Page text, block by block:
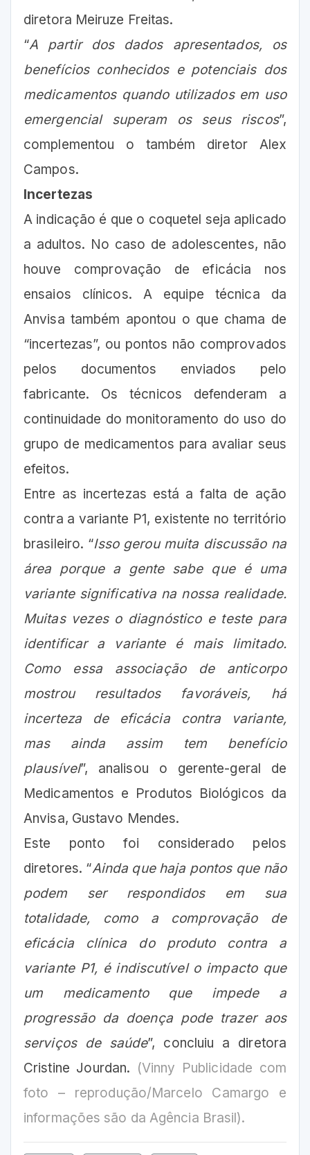
diretora Meiruze Freitas.
“A partir dos dados apresentados, os
benefícios conhecidos e potenciais dos
medicamentos quando utilizados em uso
emergencial superam os seus riscos”,
complementou o também diretor Alex
Campos.
Incertezas
A indicação é que o coquetel seja aplicado
a adultos. No caso de adolescentes, não
houve comprovação de eficácia nos
ensaios clínicos. A equipe técnica da
Anvisa também apontou o que chama de
“incertezas”, ou pontos não comprovados
pelos documentos enviados pelo
fabricante. Os técnicos defenderam a
continuidade do monitoramento do uso do
grupo de medicamentos para avaliar seus
efeitos.
Entre as incertezas está a falta de ação
contra a variante P1, existente no território
brasileiro. “Isso gerou muita discussão na
área porque a gente sabe que é uma
variante significativa na nossa realidade.
Muitas vezes o diagnóstico e teste para
identificar a variante é mais limitado.
Como essa associação de anticorpo
mostrou resultados favoráveis, há
incerteza de eficácia contra variante,
mas ainda assim tem benefício
plausível”, analisou o gerente-geral de
Medicamentos e Produtos Biológicos da
Anvisa, Gustavo Mendes.
Este ponto foi considerado pelos
diretores. “Ainda que haja pontos que não
podem ser respondidos em sua
totalidade, como a comprovação de
eficácia clínica do produto contra a
variante P1, é indiscutível o impacto que
um medicamento que impede a
progressão da doença pode trazer aos
serviços de saúde”, concluiu a diretora
Cristine Jourdan. (Vinny Publicidade com
foto – reprodução/Marcelo Camargo e
informações são da Agência Brasil).